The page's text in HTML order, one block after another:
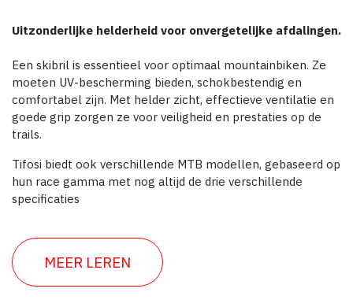
Uitzonderlijke helderheid voor onvergetelijke afdalingen.
Een skibril is essentieel voor optimaal mountainbiken. Ze
moeten UV-bescherming bieden, schokbestendig en
comfortabel zijn. Met helder zicht, effectieve ventilatie en
goede grip zorgen ze voor veiligheid en prestaties op de
trails.
Tifosi biedt ook verschillende MTB modellen, gebaseerd op
hun race gamma met nog altijd de drie verschillende
specificaties
MEER LEREN